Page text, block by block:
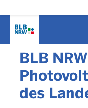
BLB
des